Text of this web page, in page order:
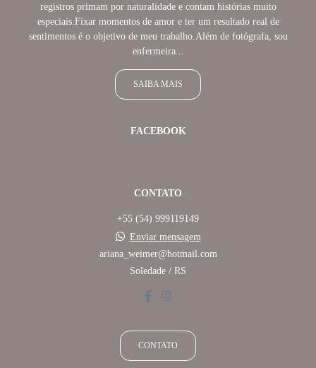
registros primam por naturalidade e contam histórias muito
especiais.Fixar momentos de amor e ter um resultado real de
sentimentos é o objetivo de meu trabalho.Além de fotógrafa, sou
enfermeira...
SAIBA MAIS
FACEBOOK
CONTATO
+55 (54) 999119149
Enviar mensagem
ariana_weimer@hotmail.com
Soledade / RS
CONTATO